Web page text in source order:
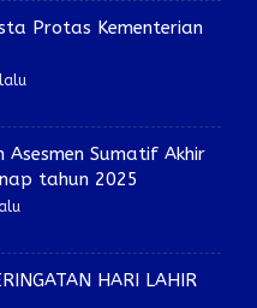
Protas Kementerian
Asesmen Sumatif Akhir
tahun 2025
HARI LAHIR